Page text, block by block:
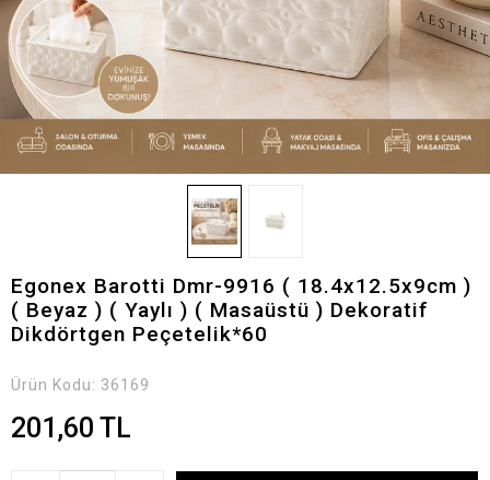
Egonex Barotti Dmr-9916 ( 18.4x12.5x9cm )
( Beyaz ) ( Yaylı ) ( Masaüstü ) Dekoratif
Dikdörtgen Peçetelik*60
Ürün Kodu: 36169
201,60 TL